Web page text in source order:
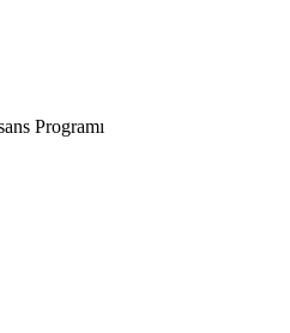
Programı